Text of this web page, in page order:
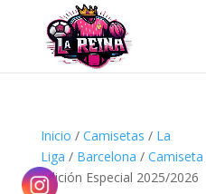
Búsqueda
productos
Inicio / Camisetas / La
Liga / Barcelona / Camiseta
Edición Especial 2025/2026